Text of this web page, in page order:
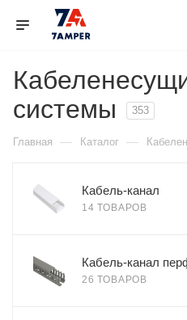
системы
353
Главная — Каталог —
Кабель-канал
14 ТОВАРОВ
Кабель-канал
26 ТОВАРОВ